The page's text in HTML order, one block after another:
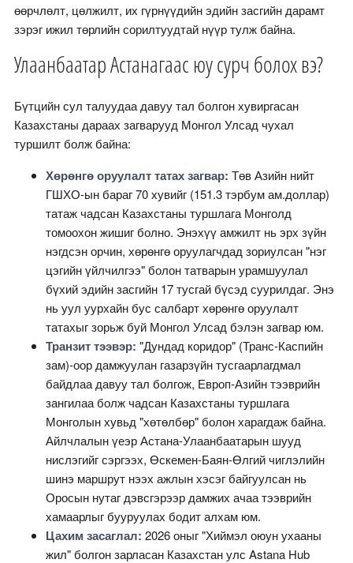
өөрчлөлт, цөлжилт, их гүрнүүдийн эдийн засгийн дарамт
зэрэг ижил төрлийн сорилтуудтай нүүр тулж байна.
Улаанбаатар Астанагаас юу сурч болох вэ?
Бүтцийн сул талуудаа давуу тал болгон хувиргасан
Казахстаны дараах загварууд Монгол Улсад чухал
туршилт болж байна:
Хөрөнгө оруулалт татах загвар: Төв Азийн нийт
ГШХО-ын бараг 70 хувийг (151.3 тэрбум ам.доллар)
татаж чадсан Казахстаны туршлага Монголд
томоохон жишиг болно. Энэхүү амжилт нь эрх зүйн
нэгдсэн орчин, хөрөнгө оруулагчдад зориулсан "нэг
цэгийн үйлчилгээ" болон татварын урамшуулал
бүхий эдийн засгийн 17 тусгай бүсэд суурилдаг. Энэ
нь уул уурхайн бус салбарт хөрөнгө оруулалт
татахыг зорьж буй Монгол Улсад бэлэн загвар юм.
Транзит тээвэр: "Дундад коридор" (Транс-Каспийн
зам)-оор дамжуулан газарзүйн тусгаарлагдмал
байдлаа давуу тал болгож, Европ-Азийн тээврийн
зангилаа болж чадсан Казахстаны туршлага
Монголын хувьд "хөтөлбөр" болон харагдаж байна.
Айлчлалын үеэр Астана-Улаанбаатарын шууд
нислэгийг сэргээх, Өскемен-Баян-Өлгий чиглэлийн
шинэ маршрут нээх ажлын хэсэг байгуулсан нь
Оросын нутаг дэвсгэрээр дамжих ачаа тээврийн
хамаарлыг бууруулах бодит алхам юм.
Цахим засаглал: 2026 оныг "Хиймэл оюун ухааны
жил" болгон зарласан Казахстан улс Astana Hub